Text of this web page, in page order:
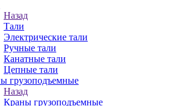
Назад
Тали
Электрические тали
Ручные тали
Канатные тали
Цепные тали
грузоподъемные
Назад
Краны грузоподъемные